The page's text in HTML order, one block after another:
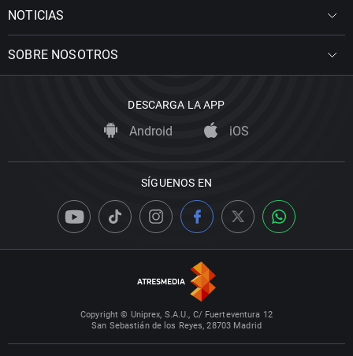
NOTICIAS
SOBRE NOSOTROS
DESCARGA LA APP
Android iOS
SÍGUENOS EN
Copyright © Uniprex, S.A.U., C/ Fuerteventura 12
San Sebastián de los Reyes, 28703 Madrid